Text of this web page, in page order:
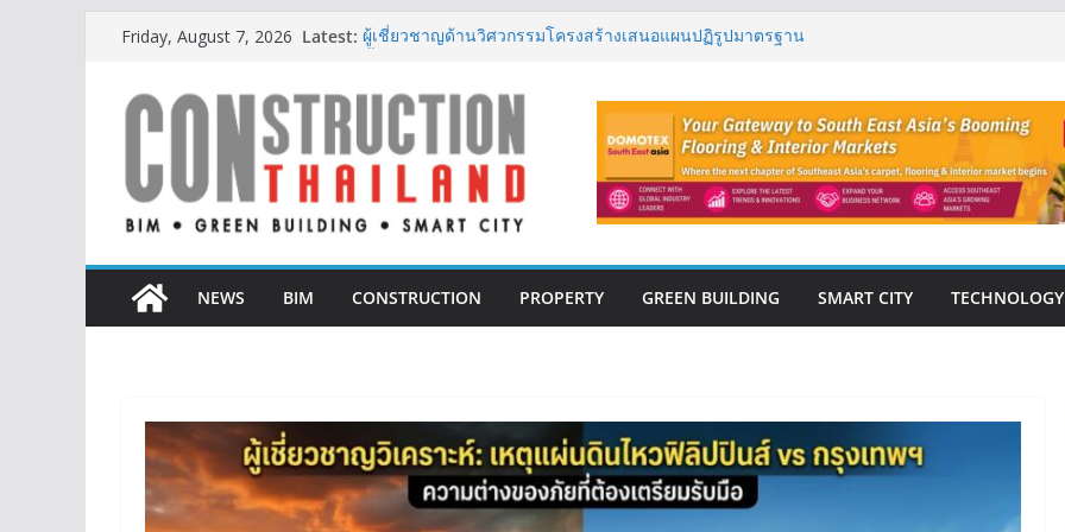
content
Friday, August 7, 2026 Latest: ผู้เชี่ยวชาญด้านวิศวกรรมโครงสร้างเสนอแผนปฏิรูปมาตรฐาน
สะดวกยิ่งขึ้น ภายใต้แนวคิด “More of What You Love”
BCT Expo 2026 ชูแนวคิด “Empowering Net Zero in
Construction & Mining” ขับเคลื่อนอุตสาหกรรมก่อสร้างและ
เหมืองแร่สู่สังคมคาร์บอนต่ำอย่างยั่งยืน
ลลิล พร็อพเพอร์ตี้ ก้าวสู่ปีที่ 40 ยึดลูกค้าเป็นศูนย์กลาง เดินหน้า
สร้างการเติบโตอย่างยั่งยืน
แห่งแรกในกระบี่
NEWS
BIM CONSTRUCTION PROPERTY GREEN BUILDING SMART CITY TECHNOLOGY
CONSTRUCTION
THAILAND : VOL.33
(May-Jun 2026)